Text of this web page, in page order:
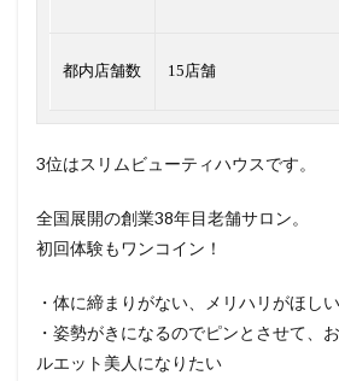
都内店舗数 15店舗
3位はスリムビューティハウスです。
全国展開の創業38年目老舗サロン。
初回体験もワンコイン！
・体に締まりがない、メリハリがほし
・姿勢がきになるのでピンとさせて、
ルエット美人になりたい